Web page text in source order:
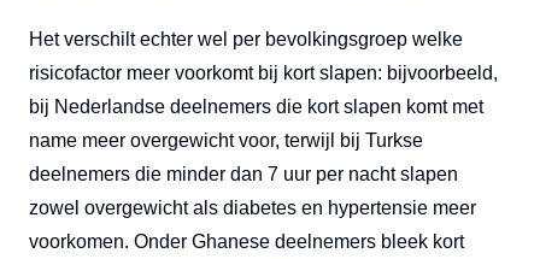
Het verschilt echter wel per bevolkingsgroep welke
risicofactor meer voorkomt bij kort slapen: bijvoorbeeld,
bij Nederlandse deelnemers die kort slapen komt met
name meer overgewicht voor, terwijl bij Turkse
deelnemers die minder dan 7 uur per nacht slapen
zowel overgewicht als diabetes en hypertensie meer
voorkomen. Onder Ghanese deelnemers bleek kort